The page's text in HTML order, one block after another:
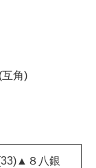
角)
８八銀